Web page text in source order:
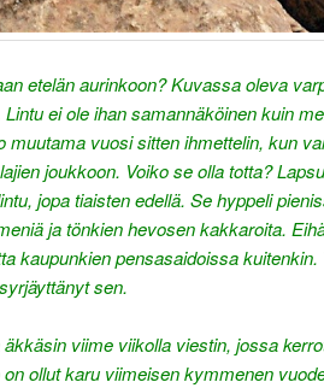
etelän aurinkoon? Kuvassa oleva
ei ole ihan samannäköinen kuin
vuosi sitten ihmettelin, kun
joukkoon. Voiko se olla totta?
jopa tiaisten edellä. Se hyppeli
ja tönkien hevosen kakkaroita.
kaupunkien pensasaidoissa kuitenkin.
sen.
viime viikolla viestin, jossa
ollut karu viimeisen kymmenen